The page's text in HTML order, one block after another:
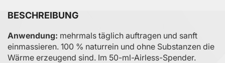
BESCHREIBUNG
Anwendung: mehrmals täglich auftragen und sanft
einmassieren. 100 % naturrein und ohne Substanzen die
Wärme erzeugend sind. Im 50-ml-Airless-Spender.